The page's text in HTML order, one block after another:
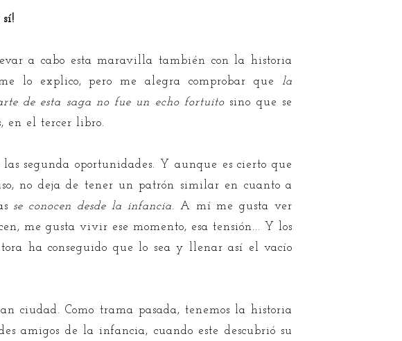
sí!
a cabo esta maravilla también con la historia
lo explico, pero me alegra comprobar que
la
de esta saga no fue un echo fortuito sino que se
en el tercer libro.
segunda oportunidades. Y aunque es cierto que
no deja de tener un patrón similar en cuanto a
se conocen desde la infancia. A mí me gusta ver
me gusta vivir ese momento, esa tensión... Y los
ha conseguido que lo sea y llenar así el vacío
ciudad. Como trama pasada, tenemos la historia
amigos de la infancia, cuando este descubrió su